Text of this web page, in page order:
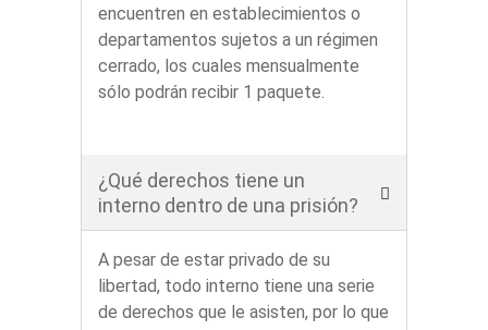
encuentren en establecimientos o
departamentos sujetos a un régimen
cerrado, los cuales mensualmente
sólo podrán recibir 1 paquete.
¿Qué derechos tiene un
interno dentro de una prisión?
A pesar de estar privado de su
libertad, todo interno tiene una serie
de derechos que le asisten, por lo que